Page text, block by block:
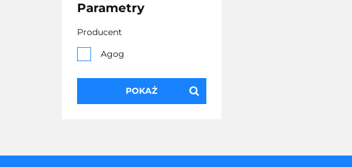
Parametry
Producent
Agog
POKAŻ